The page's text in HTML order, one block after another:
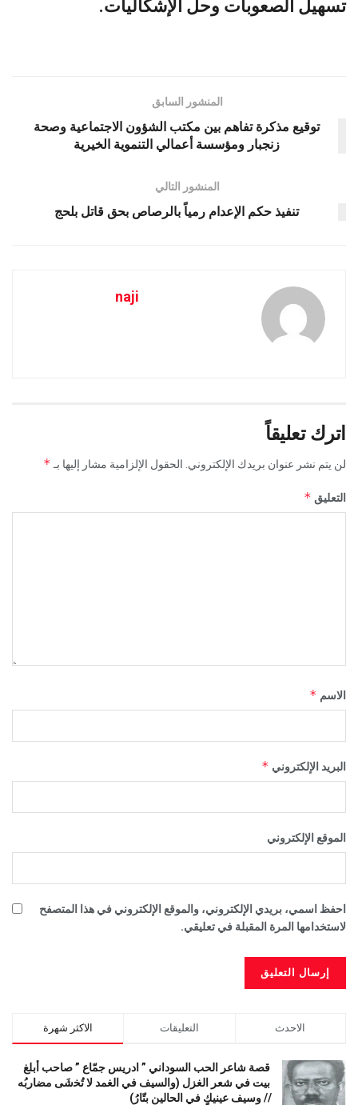
تسهيل الصعوبات وحل الإشكاليات.
المنشور السابق
توقيع مذكرة تفاهم بين مكتب الشؤون الاجتماعية وصحة
زنجبار ومؤسسة أعمالي التنموية الخيرية
المنشور التالي
تنفيذ حكم الإعدام رمياً بالرصاص بحق قاتل بلحج
naji
اترك تعليقاً
لن يتم نشر عنوان بريدك الإلكتروني. الحقول الإلزامية مشار إليها بـ*
التعليق*
الاسم*
البريد الإلكتروني*
الموقع الإلكتروني
احفظ اسمي، بريدي الإلكتروني، والموقع الإلكتروني في هذا المتصفح
لاستخدامها المرة المقبلة في تعليقي.
الاكثر شهرة التعليقات الاحدث
قصة شاعر الحب السوداني ” ادريس جمّاع ” صاحب أبلغ
بيت في شعر الغزل (وﺍﻟﺴﻴﻒ ﻓﻲ الغمد ﻻ ﺗُﺨشَى مضاربُه
// ﻭﺳﻴﻒ ﻋﻴﻨﻴﻚٍ ﻓﻲ ﺍﻟﺤﺎﻟﻴﻦ ﺑﺘّﺎﺭُ)